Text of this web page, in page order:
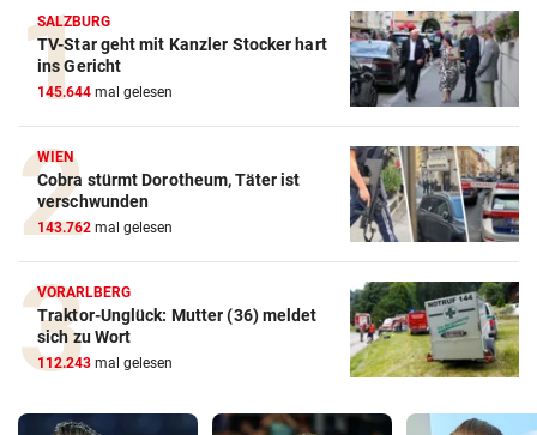
SALZBURG
TV-Star geht mit Kanzler Stocker hart
ins Gericht
145.644 mal gelesen
WIEN
Cobra stürmt Dorotheum, Täter ist
verschwunden
143.762 mal gelesen
VORARLBERG
Traktor-Unglück: Mutter (36) meldet
sich zu Wort
112.243 mal gelesen